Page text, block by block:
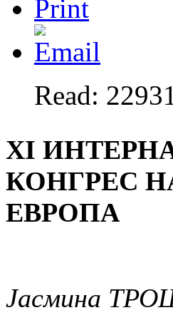
Read:
XI
КОНГРЕС
ЕВРОПА
Јасмина